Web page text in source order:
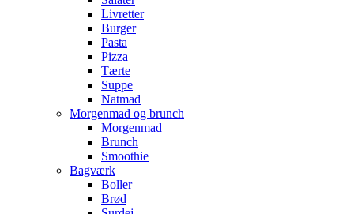
Livretter
Burger
Pasta
Pizza
Tærte
Suppe
Natmad
Morgenmad og brunch
Morgenmad
Brunch
Smoothie
Bagværk
Boller
Brød